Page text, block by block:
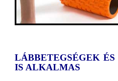
LÁBBETEGSÉGEK
IS ALKALMAS